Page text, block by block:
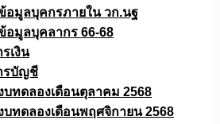
อมูลบุคกรภายใน วก.นฐ
อมูลบุคลากร 66-68
เงิน
รบัญชี
บทดลองเดือนตุลาคม 2568
บทดลองเดือนพฤศจิกายน 2568